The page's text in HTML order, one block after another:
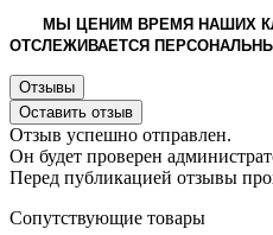
МЫ ЦЕНИМ ВРЕМЯ НАШИХ
ОТСЛЕЖИВАЕТСЯ
Отзывы
Оставить отзыв
Отзыв успешно отправлен.
Он будет проверен
Перед публикацией отзывы
Сопутствующие товары